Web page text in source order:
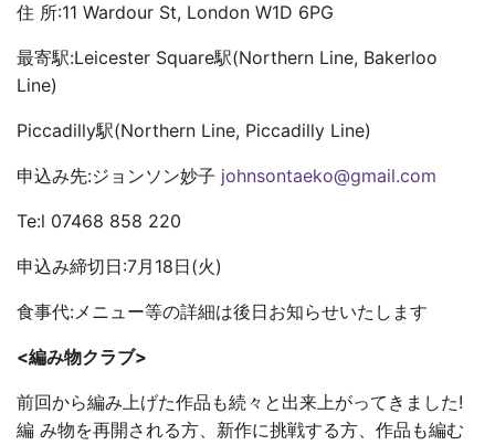
住 所:11 Wardour St, London W1D 6PG
最寄駅:Leicester Square駅(Northern Line, Bakerloo
Line)
Piccadilly駅(Northern Line, Piccadilly Line)
申込み先:ジョンソン妙子 johnsontaeko@gmail.com
Te:l 07468 858 220
申込み締切日:7月18日(火)
食事代:メニュー等の詳細は後日お知らせいたします
<編み物クラブ>
前回から編み上げた作品も続々と出来上がってきました!
編 み物を再開される方、新作に挑戦する方、作品も編む